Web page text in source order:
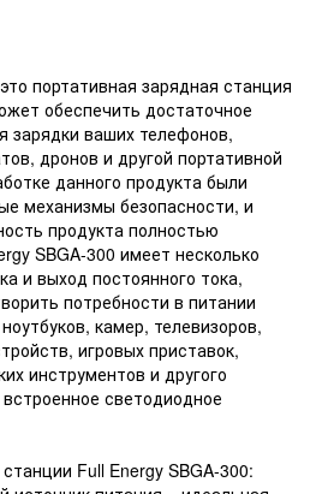
портативная зарядная станция
обеспечить достаточное
зарядки ваших телефонов,
дронов и другой портативной
данного продукта были
механизмы безопасности, и
продукта полностью
SBGA-300 имеет несколько
и выход постоянного тока,
потребности в питании
камер, телевизоров,
игровых приставок,
инструментов и другого
светодиодное
Full Energy SBGA-300: